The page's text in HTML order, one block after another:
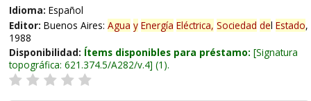
Idioma: Español
Editor: Buenos Aires: Agua y Energía Eléctrica, Sociedad del Estado,
1988
Disponibilidad: Ítems disponibles para préstamo: Signatura
topográfica: 621.374.5/A282/v.4 (1).